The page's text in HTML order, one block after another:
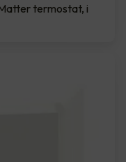
termostat, i